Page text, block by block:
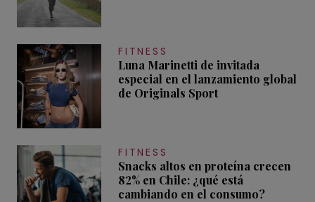
FITNESS
Luna Marinetti de invitada
especial en el lanzamiento global
de Originals Sport
FITNESS
Snacks altos en proteína crecen
82% en Chile: ¿qué está
cambiando en el consumo?